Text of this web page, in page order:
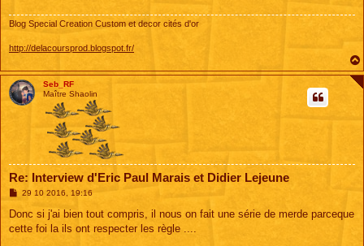
Blog Special Creation Custom et decor cités d'or
http://delacoursprod.blogspot.fr/
Seb_RF
Maître Shaolin
Re: Interview d'Eric Paul Marais et Didier Lejeune
M
s
a
29 10 2016, 19:16
Donc si j'ai bien tout compris, il nous on fait une série de merde parceque
cette foi la ils ont respecter les règle ....